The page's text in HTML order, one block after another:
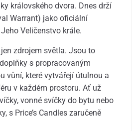
královského dvora. Dnes drží
Warrant) jako oficiální
Veličenstvo krále.
jen zdrojem světla. Jsou to
s propracovaným
vůní, které vytvářejí útulnou a
v každém prostoru. Ať už
vonné svíčky do bytu nebo
s Price’s Candles zaručeně